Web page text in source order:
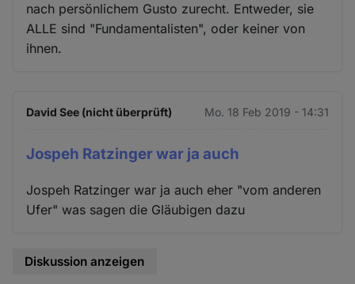
nach persönlichem Gusto zurecht. Entweder, sie
ALLE sind "Fundamentalisten", oder keiner von
ihnen.
David See (nicht überprüft) Mo. 18 Feb 2019 - 14:31
Jospeh Ratzinger war ja auch
Jospeh Ratzinger war ja auch eher "vom anderen
Ufer" was sagen die Gläubigen dazu
Diskussion anzeigen